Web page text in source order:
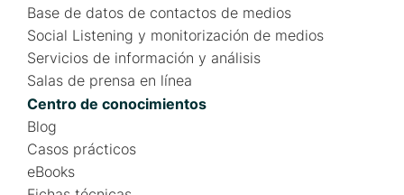
Base de datos de contactos de medios
Social Listening y monitorización de medios
Servicios de información y análisis
Salas de prensa en línea
Centro de conocimientos
Blog
Casos prácticos
eBooks